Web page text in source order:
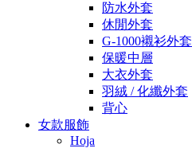
防水外套
休閒外套
G-1000襯衫外套
保暖中層
大衣外套
羽絨 / 化纖外套
背心
女款服飾
Hoja